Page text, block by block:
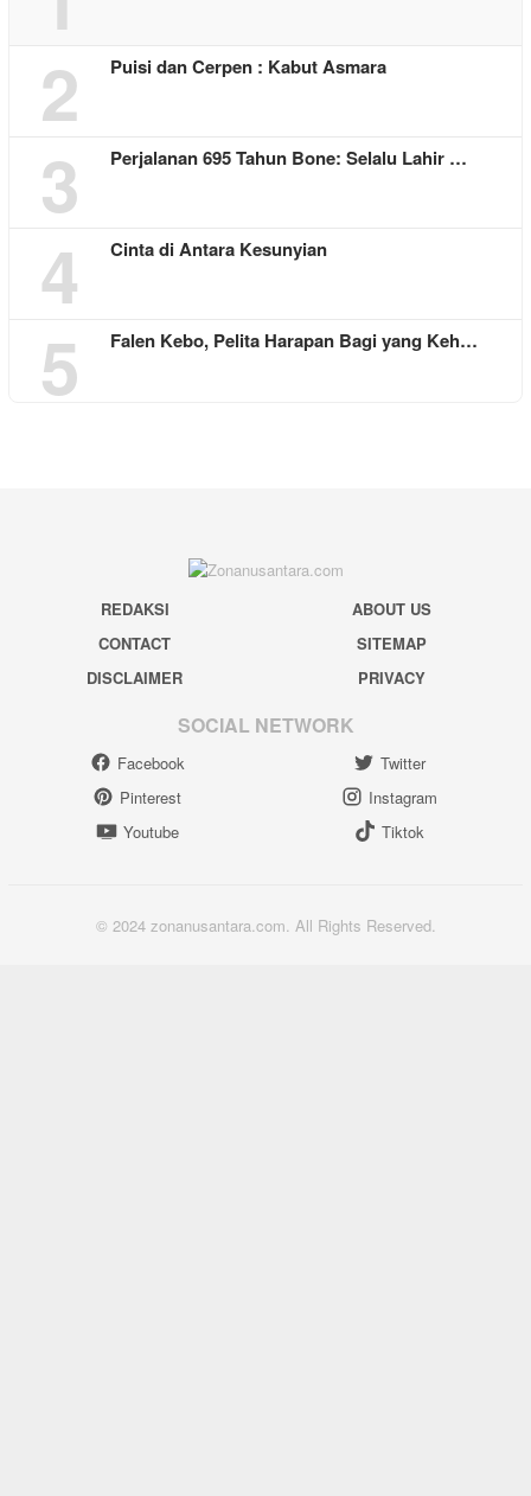
2 Puisi dan Cerpen : Kabut Asmara
3 Perjalanan 695 Tahun Bone: Selalu Lahir …
4 Cinta di Antara Kesunyian
5 Falen Kebo, Pelita Harapan Bagi yang Keh…
REDAKSI
ABOUT US
CONTACT
SITEMAP
DISCLAIMER
PRIVACY
SOCIAL NETWORK
Facebook
Twitter
Pinterest
Instagram
Youtube
Tiktok
© 2024 zonanusantara.com. All Rights Reserved.